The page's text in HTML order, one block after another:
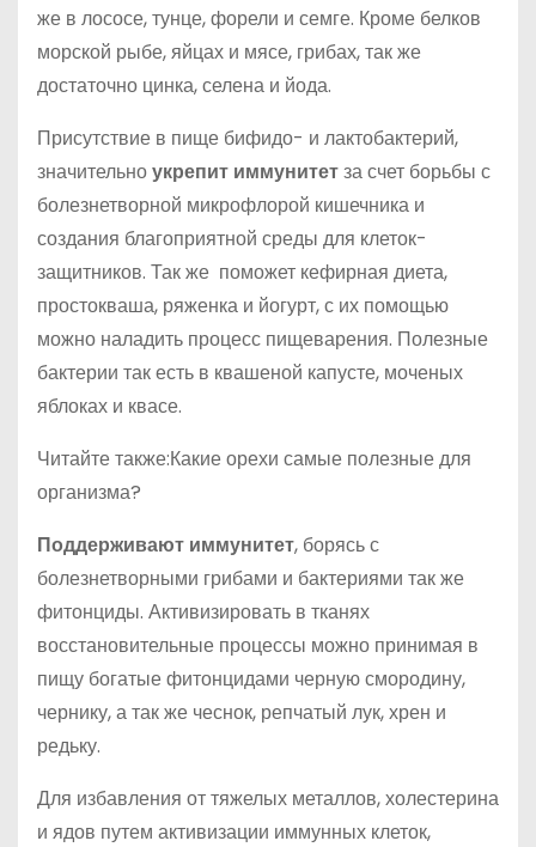
же в лососе, тунце, форели и семге. Кроме белков
морской рыбе, яйцах и мясе, грибах, так же
достаточно цинка, селена и йода.
Присутствие в пище бифидо- и лактобактерий,
значительноукрепит иммунитетза счет борьбы с
болезнетворной микрофлорой кишечника и
создания благоприятной среды для клеток-
защитников. Так же поможет кефирная диета,
простокваша, ряженка и йогурт, с их помощью
можно наладить процесс пищеварения. Полезные
бактерии так есть в квашеной капусте, моченых
яблоках и квасе.
Читайте также:Какие орехи самые полезные для
организма?
Поддерживают иммунитет, борясь с
болезнетворными грибами и бактериями так же
фитонциды. Активизировать в тканях
восстановительные процессы можно принимая в
пищу богатые фитонцидами черную смородину,
чернику, а так же чеснок, репчатый лук, хрен и
редьку.
Для избавления от тяжелых металлов, холестерина
и ядов путем активизации иммунных клеток,